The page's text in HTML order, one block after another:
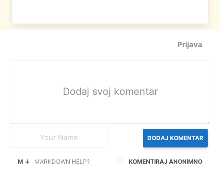
Prijava
DODAJ KOMENTAR
KOMENTIRAJ ANONIMNO
M ↓ MARKDOWN HELP?